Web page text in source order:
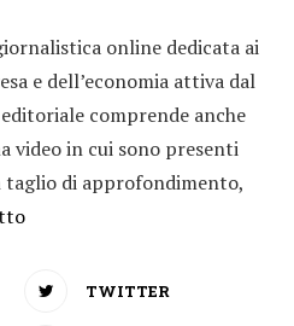
online dedicata ai
e dell’economia attiva dal
comprende anche
video in cui sono presenti
di approfondimento,
TWITTER